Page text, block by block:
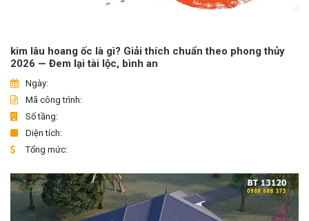
kim lâu hoang ốc là gì? Giải thích chuẩn theo phong thủy
2026 — Đem lại tài lộc, bình an
Ngày:
Mã công trình:
Số tầng:
Diện tích:
Tổng mức: